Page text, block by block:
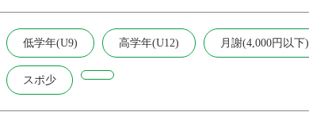
低学年(U9) 高学年(U12) 月謝(4,000円以下)
スポ少